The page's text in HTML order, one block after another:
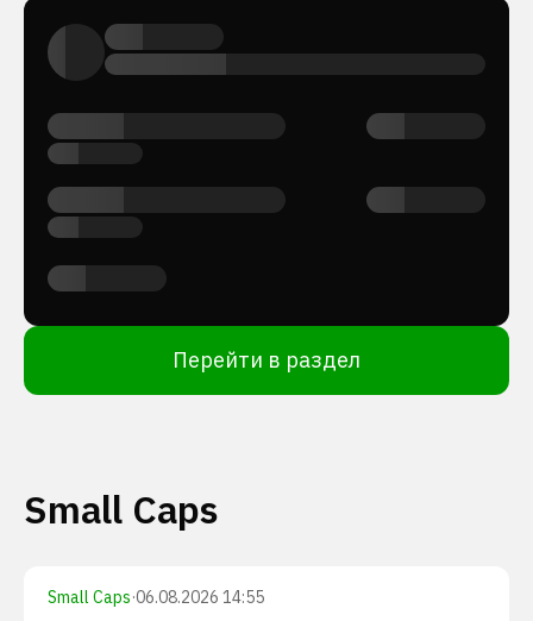
Перейти в раздел
Small Caps
Small Caps·06.08.2026 14:55